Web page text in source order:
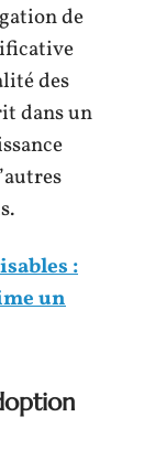
de
des
dans un
:
un